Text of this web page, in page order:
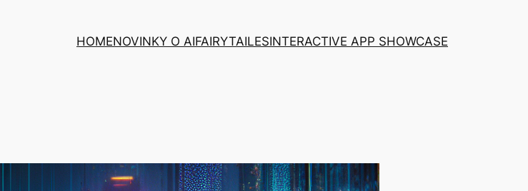
HOMENOVINKY O AIFAIRYTAILESINTERACTIVE APP SHOWCASE